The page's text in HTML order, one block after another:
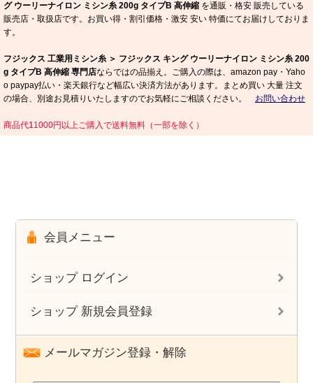
グ ウーリーナイロン ミシン糸 200g タイプB 高伸縮 を通販・格安 販売している
販売店・取扱店です。お買い得・割引価格・激安 安い 特価にてお届けしておりま
す。
フジックス 工業用ミシン糸 ＞ フジックス キング ウーリーナイロン ミシン糸 200
g タイプB 高伸縮 専門店ならではの品揃え。ご購入の際は、amazon pay・Yaho
o paypay払い・楽天銀行など幅広い決済方法があります。まとめ買い 大量 注文
の場合、別途お見積りいたしますのでお気軽にご相談ください。 お問い合わせ
商品代11000円以上ご購入で送料無料（一部を除く）
会員メニュー
ショップ ログイン
ショップ 新規会員登録
メールマガジン登録・解除